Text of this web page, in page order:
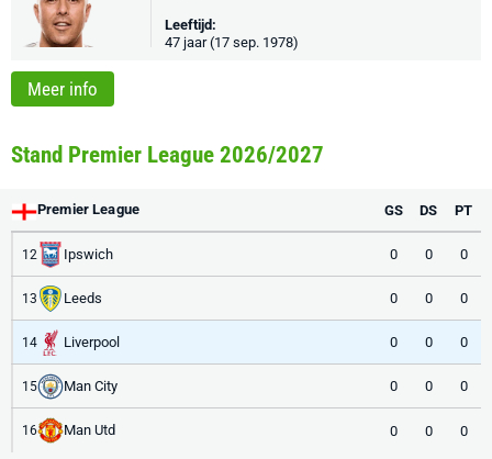
Leeftijd:
47 jaar (17 sep. 1978)
Meer info
Stand Premier League 2026/2027
Premier League GS DS PT
12 Ipswich 0 0 0
13 Leeds 0 0 0
14 Liverpool 0 0 0
15 Man City 0 0 0
16 Man Utd 0 0 0